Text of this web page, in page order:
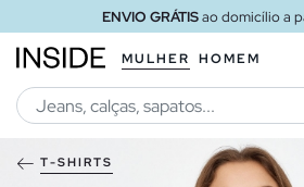
ENVIO GRÁTISao domicílio a
MULHER HOMEM
T-SHIRTS